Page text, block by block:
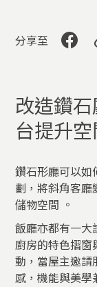
分享至
改造鑽
台提升
鑽石形廳可以如
劃，將斜角客
儲物空間 。
飯廳亦都有一大
廚房的特色摺窗
動，當屋主邀請
感，機能與美學